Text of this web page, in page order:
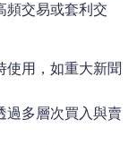
頻交易或套利交
使用，如重大新聞
過多層次買入與賣